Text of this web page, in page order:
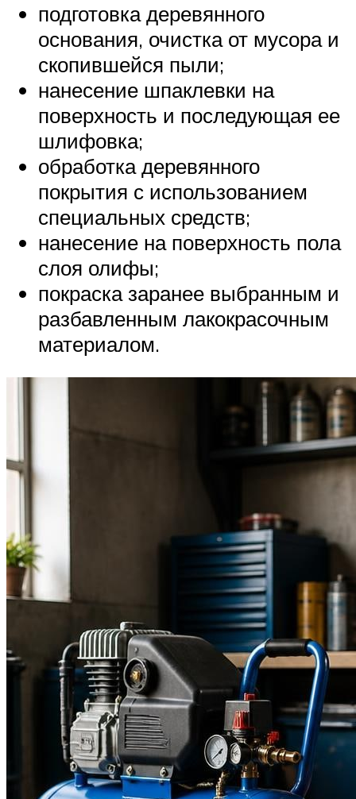
подготовка деревянного
основания, очистка от мусора и
скопившейся пыли;
нанесение шпаклевки на
поверхность и последующая ее
шлифовка;
обработка деревянного
покрытия с использованием
специальных средств;
нанесение на поверхность пола
слоя олифы;
покраска заранее выбранным и
разбавленным лакокрасочным
материалом.